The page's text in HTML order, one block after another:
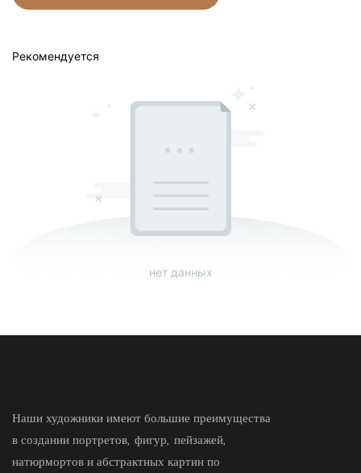
Рекомендуется
нет данных
Наши художники имеют большие преимущества
в создании портретов, фигур, пейзажей,
натюрмортов и абстрактных картин по